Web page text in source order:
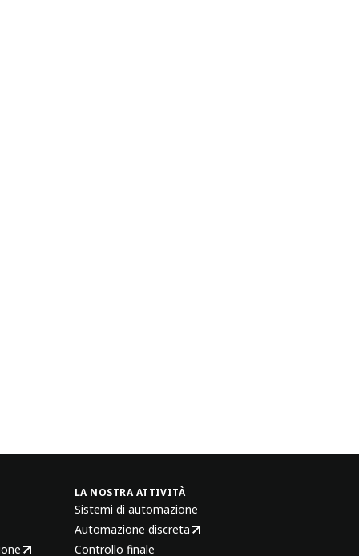
LA NOSTRA ATTIVITÀ
Sistemi di automazione
Automazione discreta
Controllo finale